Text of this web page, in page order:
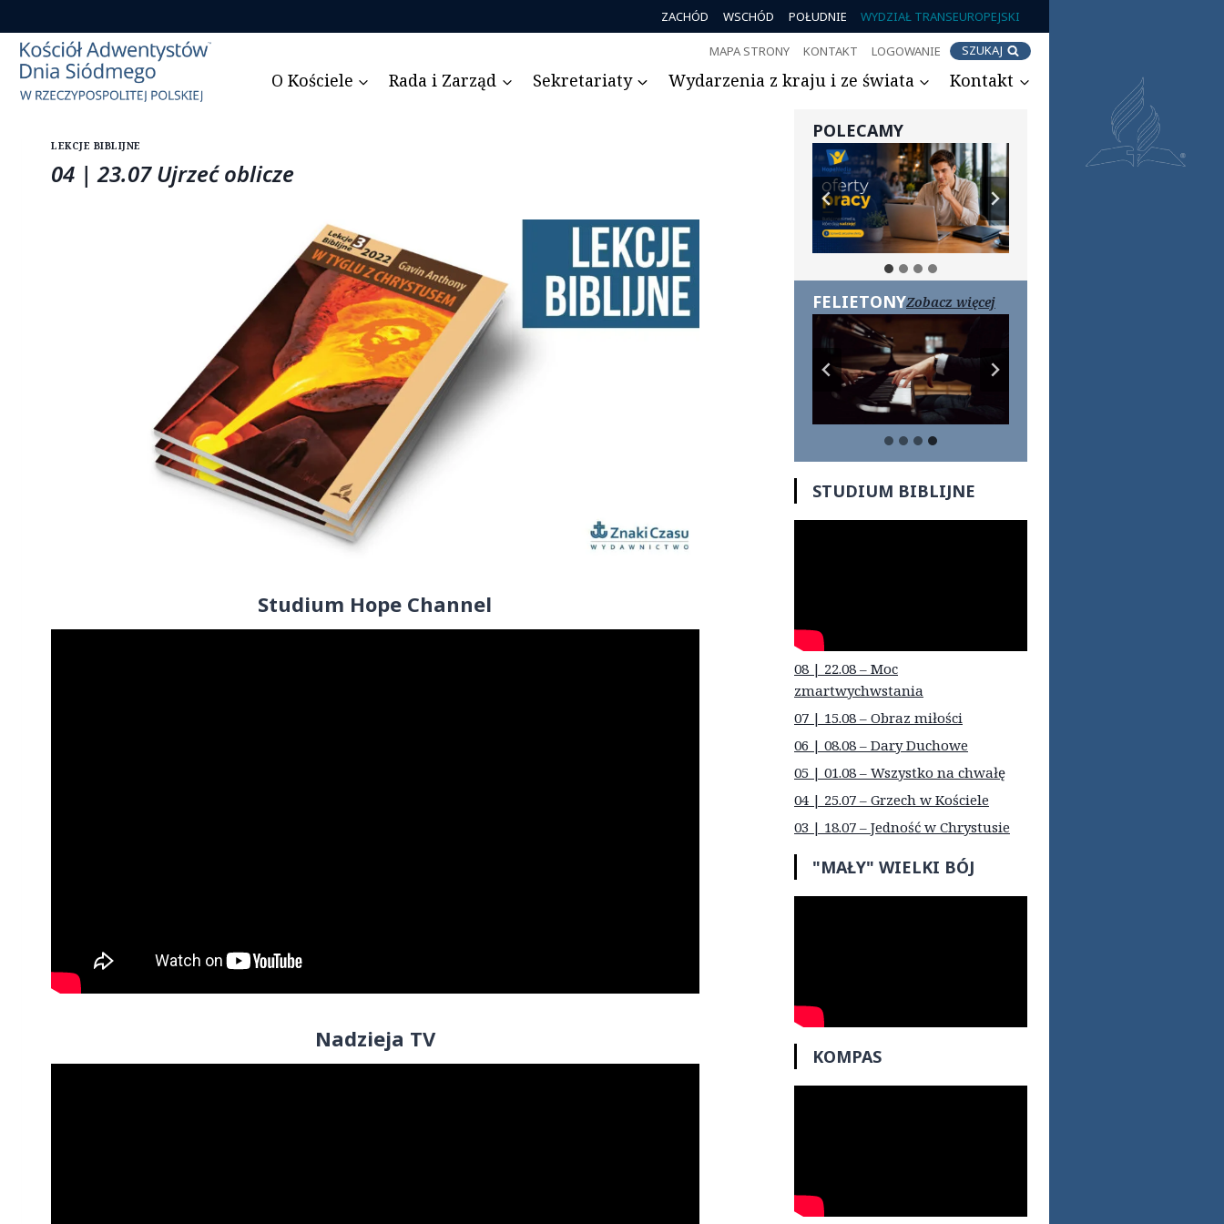
do
treści
ZACHÓD WSCHÓD POŁUDNIE WYDZIAŁ TRANSEUROPEJSKI
MAPA STRONY KONTAKT LOGOWANIE SZUKAJ
O Kościele Rada i Zarząd Sekretariaty Wydarzenia z kraju i ze świata Kontakt
LEKCJE BIBLIJNE
04 | 23.07 Ujrzeć oblicze
Studium Hope Channel
Nadzieja TV
POLECAMY
FELIETONYZobacz więcej
STUDIUM BIBLIJNE
08 | 22.08 – Moc
zmartwychwstania
07 | 15.08 – Obraz miłości
06 | 08.08 – Dary Duchowe
05 | 01.08 – Wszystko na chwałę
04 | 25.07 – Grzech w Kościele
03 | 18.07 – Jedność w Chrystusie
"MAŁY" WIELKI BÓJ
KOMPAS